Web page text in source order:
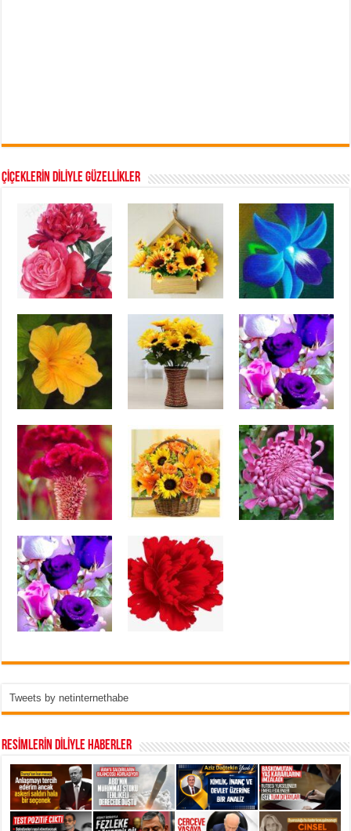
ÇİÇEKLERİN DİLİYLE GÜZELLİKLER
Tweets by netinternethabe
RESİMLERİN DİLİYLE HABERLER